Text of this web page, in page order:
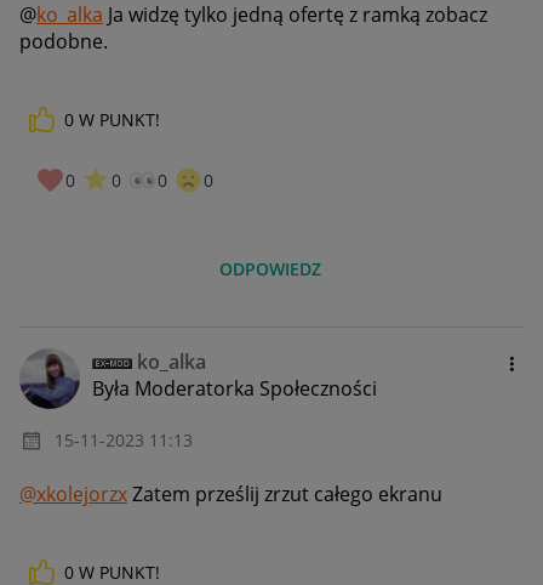
@ko_alka Ja widzę tylko jedną ofertę z ramką zobacz
podobne.
0 W PUNKT!
0 0 0 0
ODPOWIEDZ
ko_alka
Była Moderatorka Społeczności
‎15-11-2023 11:13
@xkolejorzxZatem prześlij zrzut całego ekranu
0 W PUNKT!